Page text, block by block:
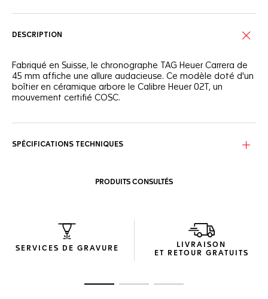
DESCRIPTION
Fabriqué en Suisse, le chronographe TAG Heuer Carrera de
45 mm affiche une allure audacieuse. Ce modèle doté d'un
boîtier en céramique arbore le Calibre Heuer 02T, un
mouvement certifié COSC.
SPÉCIFICATIONS TECHNIQUES
PRODUITS CONSULTÉS
SERVICES DE GRAVURE
LIVRAISON
ET RETOUR GRATUITS